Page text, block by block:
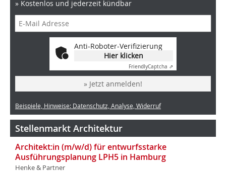
» Kostenlos und jederzeit kündbar
Anti-Roboter-Verifizierung
Hier klicken
FriendlyCaptcha ⇗
» Jetzt anmelden!
Beispiele, Hinweise: Datenschutz, Analyse, Widerruf
Stellenmarkt Architektur
Architekt:in (m/w/d) für entwurfsstarke
Ausführungsplanung LPH5 in Hamburg
Henke & Partner